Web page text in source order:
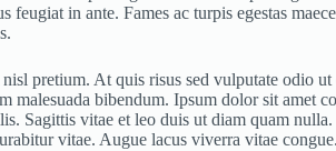
in ante. Fames ac turpis egestas
pretium. At quis risus sed vulputate
malesuada bibendum. Ipsum dolor sit
Sagittis vitae et leo duis ut diam quam
vitae. Augue lacus viverra vitae